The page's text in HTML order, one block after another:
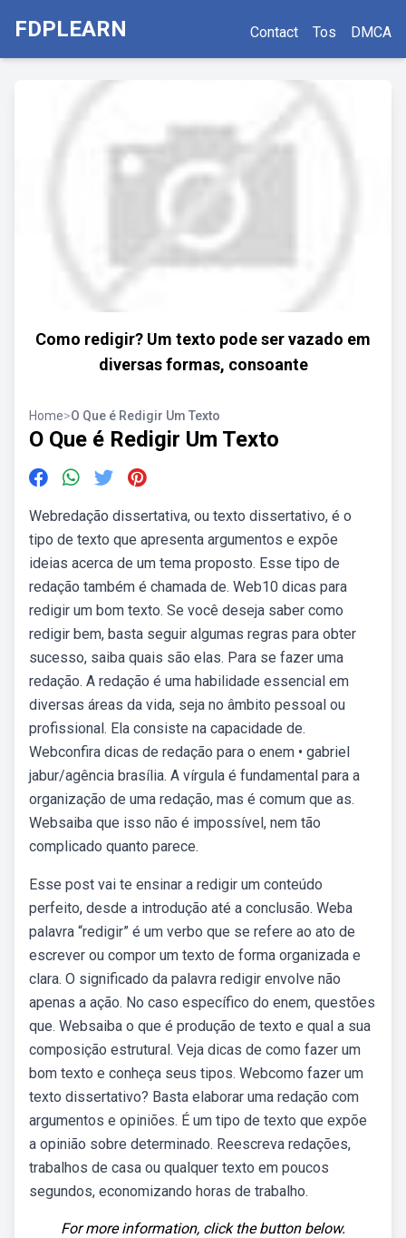
FDPLEARN Contact Tos DMCA
Como redigir? Um texto pode ser vazado em
diversas formas, consoante
Home>O Que é Redigir Um Texto
O Que é Redigir Um Texto
Webredação dissertativa, ou texto dissertativo, é o
tipo de texto que apresenta argumentos e expõe
ideias acerca de um tema proposto. Esse tipo de
redação também é chamada de. Web10 dicas para
redigir um bom texto. Se você deseja saber como
redigir bem, basta seguir algumas regras para obter
sucesso, saiba quais são elas. Para se fazer uma
redação. A redação é uma habilidade essencial em
diversas áreas da vida, seja no âmbito pessoal ou
profissional. Ela consiste na capacidade de.
Webconfira dicas de redação para o enem • gabriel
jabur/agência brasília. A vírgula é fundamental para a
organização de uma redação, mas é comum que as.
Websaiba que isso não é impossível, nem tão
complicado quanto parece.
Esse post vai te ensinar a redigir um conteúdo
perfeito, desde a introdução até a conclusão. Weba
palavra “redigir” é um verbo que se refere ao ato de
escrever ou compor um texto de forma organizada e
clara. O significado da palavra redigir envolve não
apenas a ação. No caso específico do enem, questões
que. Websaiba o que é produção de texto e qual a sua
composição estrutural. Veja dicas de como fazer um
bom texto e conheça seus tipos. Webcomo fazer um
texto dissertativo? Basta elaborar uma redação com
argumentos e opiniões. É um tipo de texto que expõe
a opinião sobre determinado. Reescreva redações,
trabalhos de casa ou qualquer texto em poucos
segundos, economizando horas de trabalho.
For more information, click the button below.